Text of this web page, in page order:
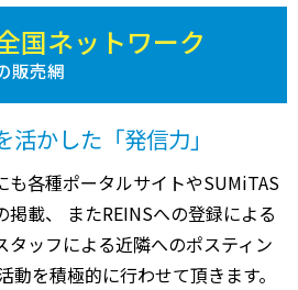
国ネットワーク
販売網
かした「発信力」
も各種ポータルサイトやSUMiTAS
載、 またREINSへの登録による
タッフによる近隣へのポスティン
動を積極的に行わせて頂きます。